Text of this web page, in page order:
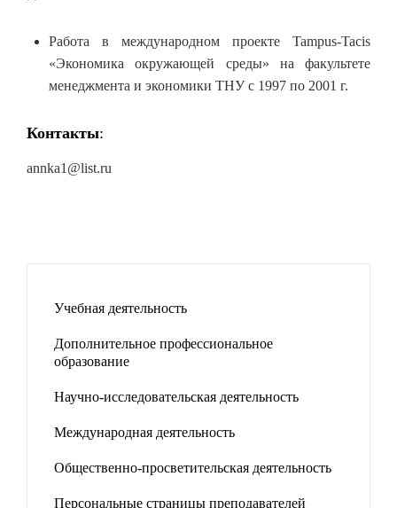
Работа в международном проекте Tampus-Tacis
«Экономика окружающей среды» на факультете
менеджмента и экономики ТНУ с 1997 по 2001 г.
Контакты:
annka1@list.ru
Учебная деятельность
Дополнительное профессиональное
образование
Научно-исследовательская деятельность
Международная деятельность
Общественно-просветительская деятельность
Персональные страницы преподавателей